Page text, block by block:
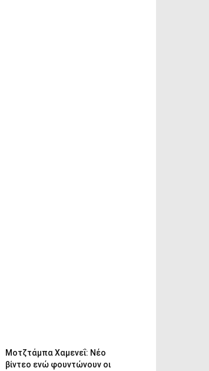
Μοτζτάμπα Χαμενεΐ: Νέο
βίντεο ενώ φουντώνουν οι